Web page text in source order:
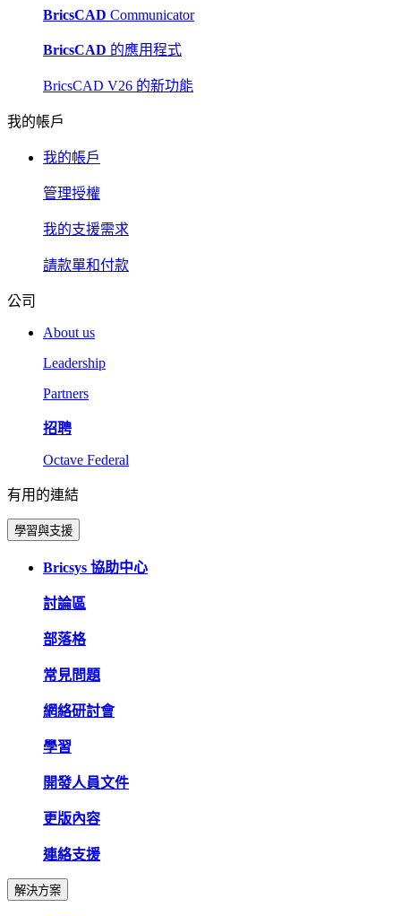
BricsCAD Communicator
BricsCAD 的應用程式
BricsCAD V26 的新功能
我的帳戶
我的帳戶
管理授權
我的支援需求
請款單和付款
公司
About us
Leadership
Partners
招聘
Octave Federal
有用的連結
學習與支援
Bricsys 協助中心
討論區
部落格
常見問題
網絡研討會
學習
開發人員文件
更版內容
連絡支援
解決方案